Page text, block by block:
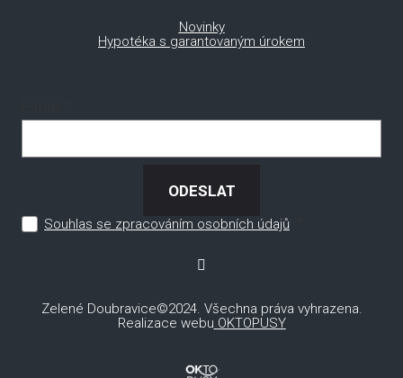
Novinky
Hypotéka s garantovaným úrokem
ODESLAT
Souhlas se zpracováním osobních údajů
Zelené Doubravice©2024. Všechna práva vyhrazena.
Realizace webu OKTOPUSY